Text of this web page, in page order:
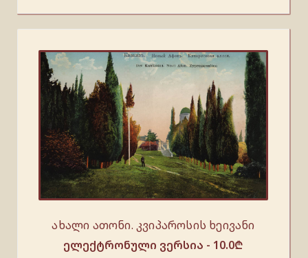
ახალი ათონი. კვიპაროსის ხეივანი
ელექტრონული ვერსია - 10.0₾